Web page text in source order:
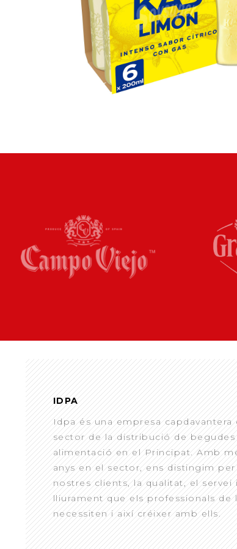
IDPA
Idpa és una empresa capdavantera
sector de la distribució de
alimentació en el Principat. Amb
anys en el sector, ens distingim
nostres clients, la qualitat, el servei
lliurament que els professionals de
necessiten i així créixer amb ells.